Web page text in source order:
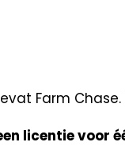
Farm
licentie voor